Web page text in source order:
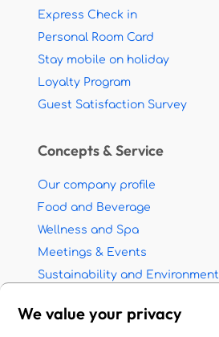
We value your privacy
Express Check in
Personal Room Card
Stay mobile on holiday
Loyalty Program
Guest Satisfaction Survey
Concepts & Service
Our company profile
Food and Beverage
Wellness and Spa
Meetings & Events
Sustainability and Environment
Jobs - Career opportunities